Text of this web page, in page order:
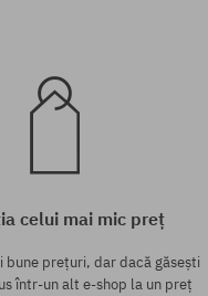
celui mai mic preț
bune prețuri, dar dacă găsești
într-un alt e-shop la un preț